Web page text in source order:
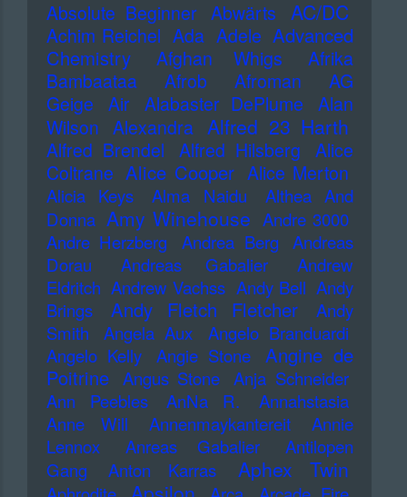
Absolute Beginner Abwärts AC/DC
Achim Reichel Ada Adele Advanced
Chemistry
Afghan Whigs
Afrika
Bambaataa
Afrob Afroman
AG
Geige
Air Alabaster DePlume
Alan
Wilson Alexandra Alfred 23 Harth
Alfred Brendel Alfred Hilsberg
Alice
Coltrane Alice Cooper Alice Merton
Alicia Keys Alma Naidu
Althea And
Donna Amy Winehouse Andre 3000
Andre Herzberg
Andrea Berg
Andreas
Dorau
Andreas Gabalier
Andrew
Eldritch Andrew Vachss Andy Bell Andy
Brings
Andy Fletch Fletcher
Andy
Smith
Angela Aux
Angelo Branduardi
Angelo Kelly
Angie Stone
Angine de
Poitrine Angus Stone Anja Schneider
Ann Peebles
AnNa R.
Annahstasia
Anne Will
Annenmaykantereit
Annie
Lennox
Anreas Gabalier
Antilopen
Gang
Anton Karras Aphex Twin